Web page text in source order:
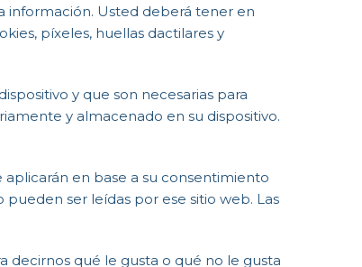
información. Usted deberá tener en
píxeles, huellas dactilares y
y que son necesarias para
y almacenado en su dispositivo.
en base a su consentimiento
ser leídas por ese sitio web. Las
decirnos qué le gusta o qué no le gusta